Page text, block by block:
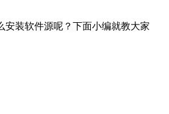
装软件源呢？下面小编就教大家